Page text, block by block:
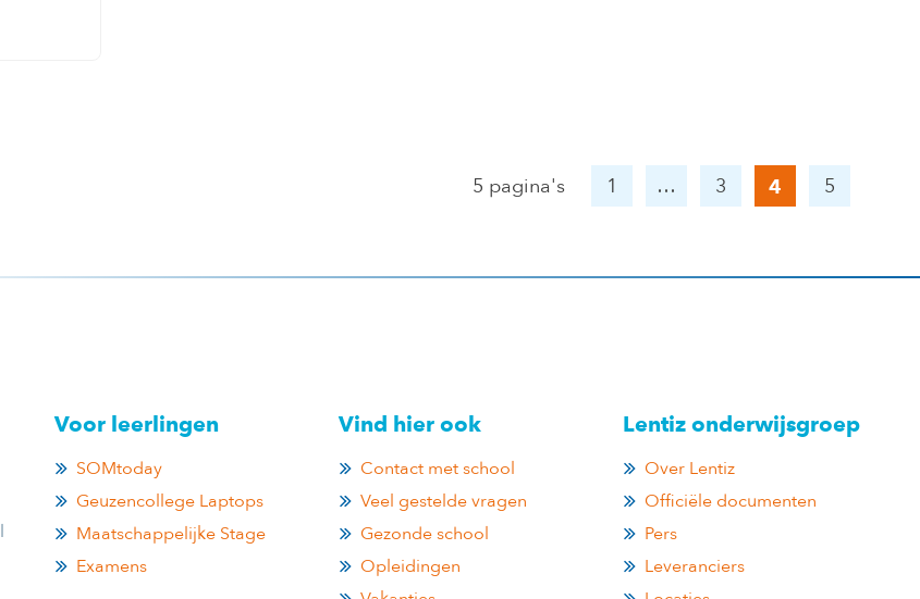
5 pagina's 1 … 3 4 5
Voor leerlingen
SOMtoday
Geuzencollege Laptops
Maatschappelijke Stage
Examens
Vind hier ook
Contact met school
Veel gestelde vragen
Gezonde school
Opleidingen
Lentiz onderwijsgroep
Over Lentiz
Officiële documenten
Pers
Leveranciers